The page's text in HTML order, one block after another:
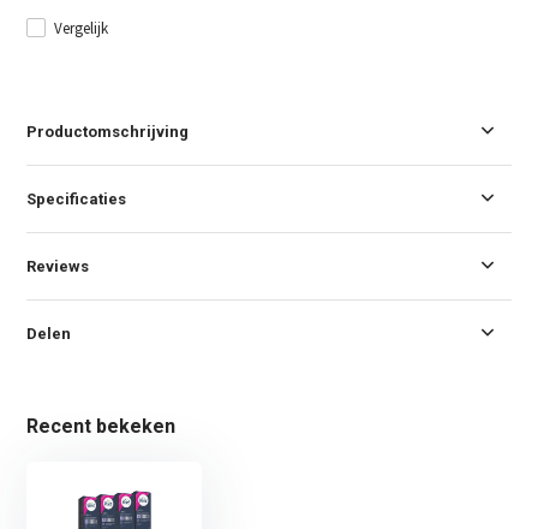
Vergelijk
Productomschrijving
Specificaties
Reviews
Delen
Recent bekeken